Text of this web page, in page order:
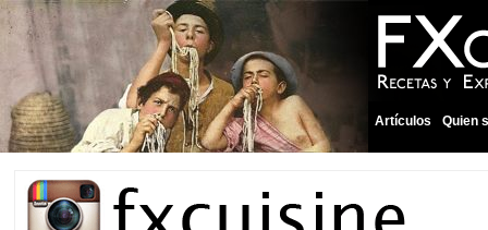
Artículos Quien